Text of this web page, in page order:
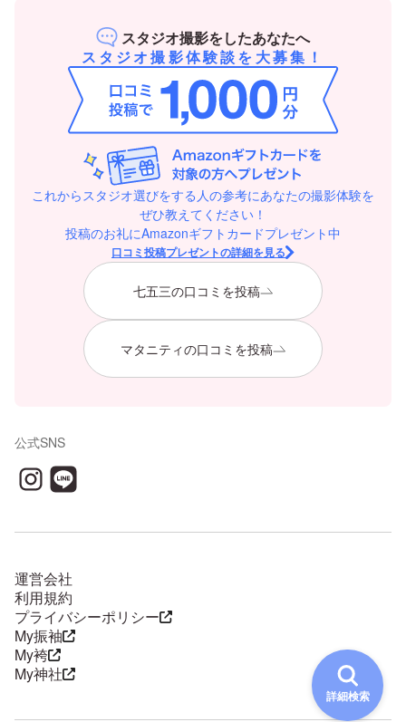
詳細検索
スタジオ撮影をしたあなたへ
スタジオ撮影体験談を大募集！
これからスタジオ選びをする人の参考にあなたの撮影体験を
ぜひ教えてください！
投稿のお礼にAmazonギフトカードプレゼント中
口コミ投稿プレゼントの詳細を見る
七五三の口コミを投稿
マタニティの口コミを投稿
公式SNS
運営会社
利用規約
プライバシーポリシー
My振袖
My袴
My神社